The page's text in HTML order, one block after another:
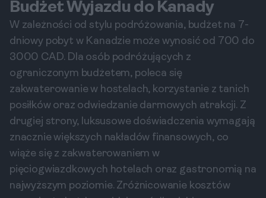
Budżet Wyjazdu do Kanady
W zależności od stylu podróżowania, budżet na 7-
dniowy pobyt w Kanadzie może wynosić od 700 do
3000 CAD. Dla osób podróżujących z
ograniczonym budżetem, poleca się
zakwaterowanie w hostelach, korzystanie z tanich
posiłków oraz odwiedzanie darmowych atrakcji. Z
drugiej strony, luksusowe doświadczenia wymagają
znacznie większych nakładów finansowych, co
wiąże się z zakwaterowaniem w
pięciogwiazdkowych hotelach oraz gastronomią na
najwyższym poziomie. Zróżnicowanie kosztów